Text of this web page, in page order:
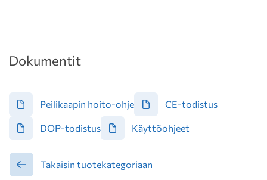
Dokumentit
Peilikaapin hoito-ohje CE-todistus
DOP-todistus Käyttöohjeet
Takaisin tuotekategoriaan